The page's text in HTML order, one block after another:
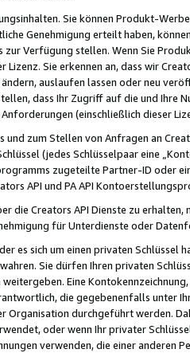
Sie können Produkt-
Genehmigung erteilt haben,
zur Verfügung stellen. Wenn Sie
Sie erkennen an, dass wir
auslaufen lassen oder neu
dass Ihr Zugriff auf die und Ihre
(einschließlich dieser
zum Stellen von Anfragen an
(jedes Schlüsselpaar eine
zugeteilte Partner-ID oder
API und PA API
die Creators API Dienste zu
für Unterdienste oder
es sich um einen privaten
Sie dürfen Ihren privaten
Eine
die gegebenenfalls unter
Organisation durchgeführt werden.
oder wenn Ihr privater
verwenden, die einer anderen